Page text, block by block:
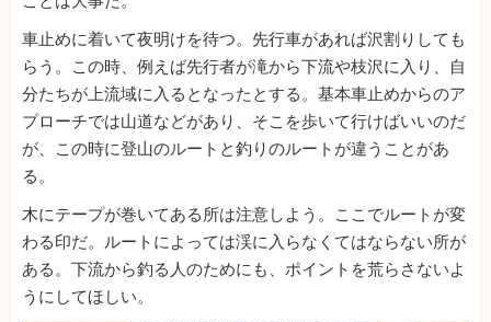
車止めに着いて夜明けを待つ。先行車があれば沢割りしても
らう。この時、例えば先行者が滝から下流や枝沢に入り、自
分たちが上流域に入るとなったとする。基本車止めからのア
プローチでは山道などがあり、そこを歩いて行けばいいのだ
が、この時に登山のルートと釣りのルートが違うことがあ
る。
木にテープが巻いてある所は注意しよう。ここでルートが変
わる印だ。ルートによっては渓に入らなくてはならない所が
ある。下流から釣る人のためにも、ポイントを荒らさないよ
うにしてほしい。